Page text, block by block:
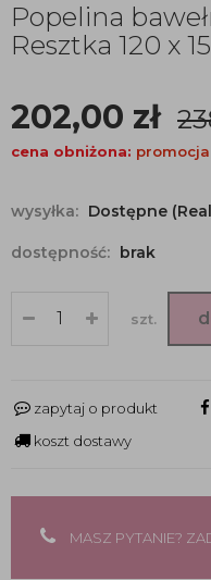
Popelina
Resztka 120 x
202,00 zł
cena obniżona:
wysyłka: Dostępne
dostępność: brak
szt.
zapytaj o produkt
koszt dostawy
MASZ PYTANIE?